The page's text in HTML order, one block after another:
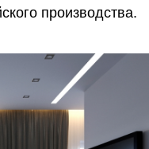
производства.